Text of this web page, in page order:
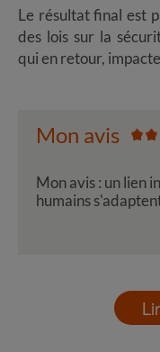
Le résultat final est
des lois sur la
qui en retour,
Mon avis
Mon avis : un lien
humains